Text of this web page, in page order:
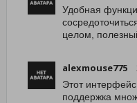
Удобная
целом,
alexmouse775
Этот
поддержка